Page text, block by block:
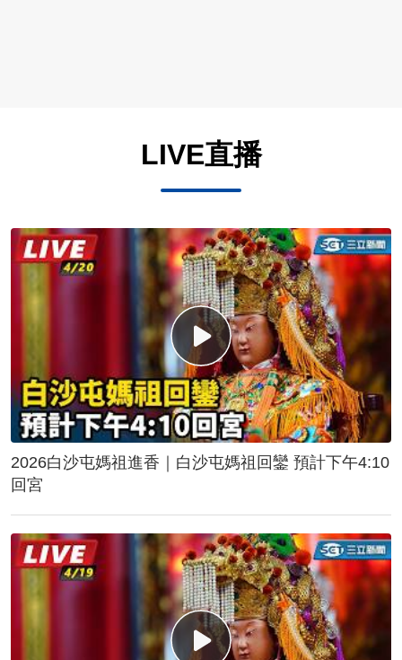
LIVE直播
2026白沙屯媽祖進香｜白沙屯媽祖回鑾 預計下午4:10
回宮